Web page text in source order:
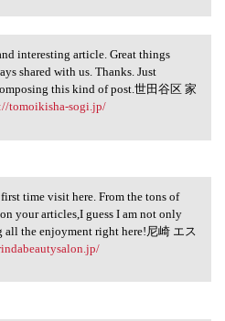
and interesting
interesting article. Great things
shared with us. Thanks. Just
this kind of post.世田谷区 家
tomoikisha-sogi.jp/
first time visit
time visit here. From the tons of
your articles,I guess I am not only
all the enjoyment right here!尼崎 エス